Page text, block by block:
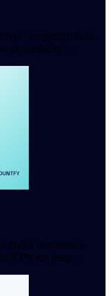
competitividade.
de inteligênci…
dados contábeis e
KPIs em temp…